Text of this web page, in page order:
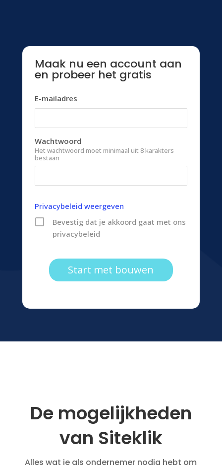
Maak nu een account aan
en probeer het gratis
E-mailadres
Wachtwoord
Het wachtwoord moet minimaal uit 8 karakters
bestaan
Privacybeleid weergeven
Bevestig dat je akkoord gaat met ons
privacybeleid
De mogelijkheden
van Siteklik
Alles wat je als ondernemer nodig hebt om